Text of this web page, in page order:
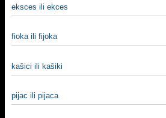
eksces ili ekces
fioka ili fijoka
kašici ili kašiki
pijac ili pijaca